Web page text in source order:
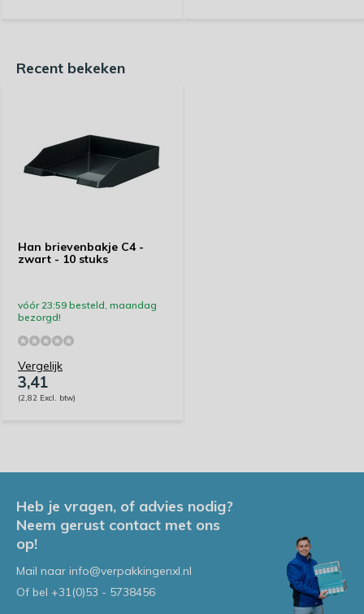
Recent bekeken
Han brievenbakje C4 -
zwart - 10 stuks
vóór 23:59 besteld, maandag
bezorgd!
Vergelijk
3,41
(2,82 Excl. btw)
Heb je vragen, of advies nodig?
Neem gerust contact met ons
op!
Mail naar info@verpakkingenxl.nl
Of bel +31(0)53 - 5738456